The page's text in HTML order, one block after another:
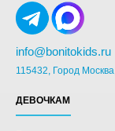
info@bonitokids.ru
115432, Город
ДЕВОЧКАМ